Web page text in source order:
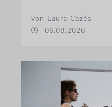
von Laura Cazés
06.08.2026